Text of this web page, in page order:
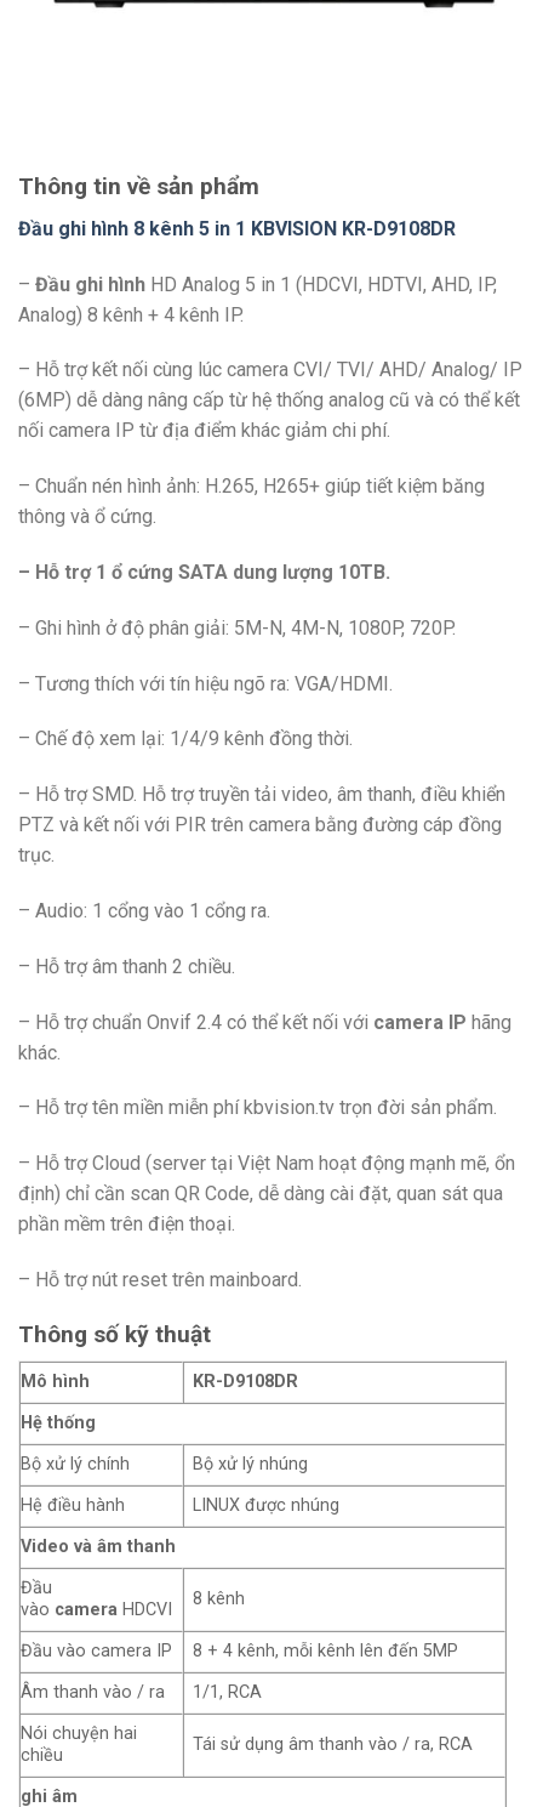
Thông tin về sản phẩm
Đầu ghi hình 8 kênh 5 in 1 KBVISION KR-D9108DR
– Đầu ghi hình HD Analog 5 in 1 (HDCVI, HDTVI, AHD, IP,
Analog) 8 kênh + 4 kênh IP.
– Hỗ trợ kết nối cùng lúc camera CVI/ TVI/ AHD/ Analog/ IP
(6MP) dễ dàng nâng cấp từ hệ thống analog cũ và có thể kết
nối camera IP từ địa điểm khác giảm chi phí.
– Chuẩn nén hình ảnh: H.265, H265+ giúp tiết kiệm băng
thông và ổ cứng.
– Hỗ trợ 1 ổ cứng SATA dung lượng 10TB.
– Ghi hình ở độ phân giải: 5M-N, 4M-N, 1080P, 720P.
– Tương thích với tín hiệu ngõ ra: VGA/HDMI.
– Chế độ xem lại: 1/4/9 kênh đồng thời.
– Hỗ trợ SMD. Hỗ trợ truyền tải video, âm thanh, điều khiển
PTZ và kết nối với PIR trên camera bằng đường cáp đồng
trục.
– Audio: 1 cổng vào 1 cổng ra.
– Hỗ trợ âm thanh 2 chiều.
– Hỗ trợ chuẩn Onvif 2.4 có thể kết nối với camera IP hãng
khác.
– Hỗ trợ tên miền miễn phí kbvision.tv trọn đời sản phẩm.
– Hỗ trợ Cloud (server tại Việt Nam hoạt động mạnh mẽ, ổn
định) chỉ cần scan QR Code, dễ dàng cài đặt, quan sát qua
phần mềm trên điện thoại.
– Hỗ trợ nút reset trên mainboard.
Thông số kỹ thuật
Mô hình
KR-D9108DR
Hệ thống
Bộ xử lý chính
Bộ xử lý nhúng
Hệ điều hành
LINUX được nhúng
Video và âm thanh
Đầu
vào camera HDCVI
8 kênh
Đầu vào camera IP
8 + 4 kênh, mỗi kênh lên đến 5MP
Âm thanh vào / ra
1/1, RCA
Nói chuyện hai
chiều
Tái sử dụng âm thanh vào / ra, RCA
ghi âm